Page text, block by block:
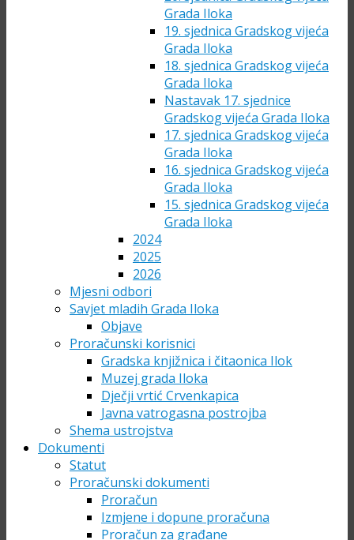
Grada Iloka
19. sjednica Gradskog vijeća
Grada Iloka
18. sjednica Gradskog vijeća
Grada Iloka
Nastavak 17. sjednice
Gradskog vijeća Grada Iloka
17. sjednica Gradskog vijeća
Grada Iloka
16. sjednica Gradskog vijeća
Grada Iloka
15. sjednica Gradskog vijeća
Grada Iloka
2024
2025
2026
Mjesni odbori
Savjet mladih Grada Iloka
Objave
Proračunski korisnici
Gradska knjižnica i čitaonica Ilok
Muzej grada Iloka
Dječji vrtić Crvenkapica
Javna vatrogasna postrojba
Shema ustrojstva
Dokumenti
Statut
Proračunski dokumenti
Proračun
Izmjene i dopune proračuna
Proračun za građane